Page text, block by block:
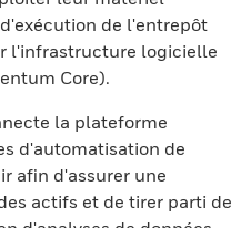
de l'entrepôt
l'infrastructure logicielle
Core).
la plateforme
d'automatisation de
afin d'assurer une
actifs et de tirer parti de